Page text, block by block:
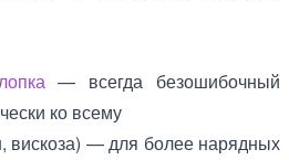
— всегда безошибочный
ко всему
вискоза) — для более нарядных